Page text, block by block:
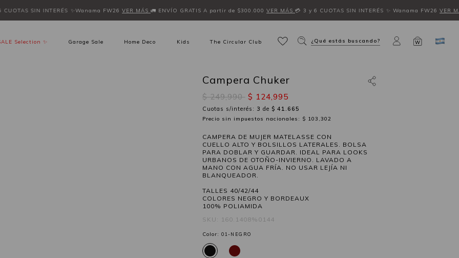
SIN INTERÉS ✨Wanama FW26VER MÁS🚛 ENVÍO GRATIS A partir de $300.000VER MÁS💳 3 y 6 CUOTAS SIN INTERÉS ✨ Wanama FW26VER
Selection ✨ Garage Sale Home Deco Kids The Circular Club ¿Qué estás buscando? W
Campera Chuker
$ 249,990 $ 124,995
Cuotas s/interés: 3 de $ 41.665
Precio sin impuestos nacionales: $ 103,302
CAMPERA DE MUJER MATELASSE CON
CUELLO ALTO Y BOLSILLOS LATERALES. BOLSA
PARA DOBLAR Y GUARDAR. IDEAL PARA LOOKS
URBANOS DE OTOÑO-INVIERNO. LAVADO A
MANO CON AGUA FRÍA. NO USAR LEJÍA NI
BLANQUEADOR.
TALLES 40/42/44
COLORES NEGRO Y BORDEAUX
100% POLIAMIDA
SKU: 160.1408%0144
Color: 01-NEGRO